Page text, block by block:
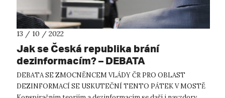
13 / 10 / 2022
Jak se Česká republika brání
dezinformacím? – DEBATA
DEBATA SE ZMOCNĚNCEM VLÁDY ČR PRO OBLAST
DEZINFORMACÍ SE USKUTEČNÍ TENTO PÁTEK V MOSTĚ